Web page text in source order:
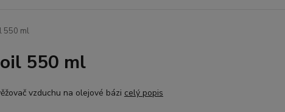
550 ml
oil 550 ml
vzduchu na olejové bázi celý popis